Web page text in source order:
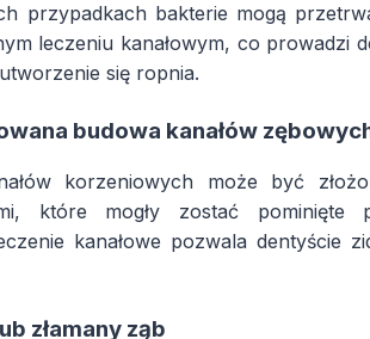
przypadkach bakterie mogą
leczeniu kanałowym, co prowadzi
się ropnia.
budowa kanałów
korzeniowych może być
które mogły zostać pominięte
kanałowe pozwala dentyście
złamany ząb